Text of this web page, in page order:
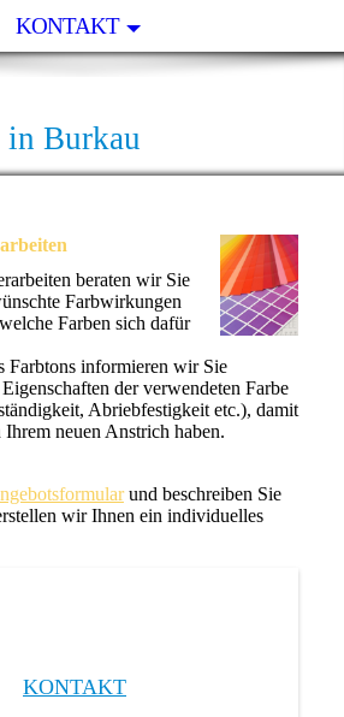
KONTAKT
in Burkau
beraten wir Sie
Farbwirkungen
Farben sich dafür
Farbtons informieren wir Sie
der verwendeten Farbe
Abriebfestigkeit etc.), damit
Ihrem neuen Anstrich haben.
und beschreiben Sie
wir Ihnen ein individuelles
KONTAKT